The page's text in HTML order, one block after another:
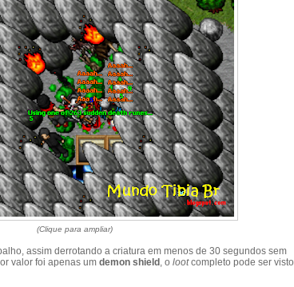
(Clique para ampliar)
assim derrotando a criatura em menos de 30 segundos sem
valor foi apenas um demon shield , o lootcompleto pode ser visto